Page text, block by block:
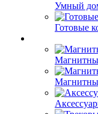
Умный
Готовые